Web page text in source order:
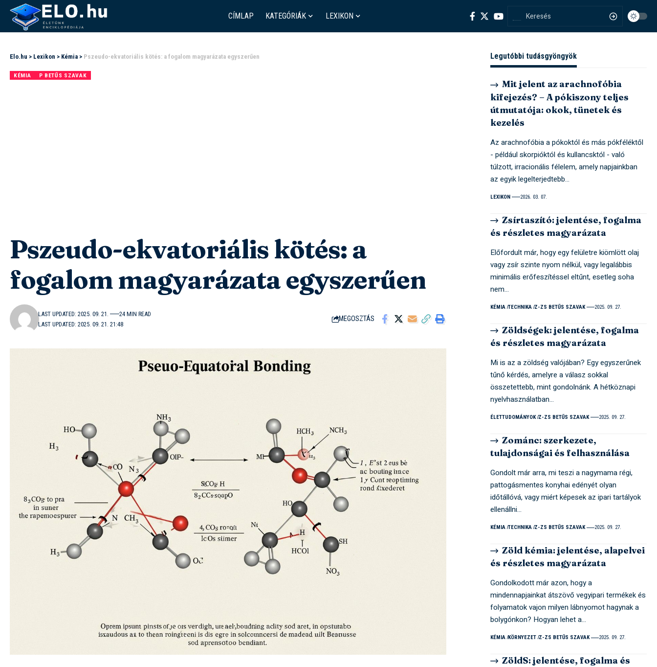
CÍMLAP KATEGÓRIÁK LEXIKON
Elo.hu > Lexikon > Kémia > Pszeudo-ekvatoriális kötés: a fogalom magyarázata egyszerűen
KÉMIA P BETŰS SZAVAK
Pszeudo-ekvatoriális kötés: a
fogalom magyarázata egyszerűen
LAST UPDATED: 2025. 09. 21. 21:48
LAST UPDATED: 2025. 09. 21. 24 MIN READ
MEGOSZTÁS
Legutóbbi tudásgyöngyök
Mit jelent az arachnofóbia
kifejezés? – A pókiszony teljes
útmutatója: okok, tünetek és
kezelés
Az arachnofóbia a pókoktól és más pókféléktől
- például skorpióktól és kullancsktól - való
túlzott, irracionális félelem, amely napjainkban
az egyik legelterjedtebb…
LEXIKON 2026. 03. 07.
Zsírtaszító: jelentése, fogalma
és részletes magyarázata
Előfordult már, hogy egy felületre kiömlött olaj
vagy zsír szinte nyom nélkül, vagy legalábbis
minimális erőfeszítéssel eltűnt, esetleg soha
nem…
KÉMIA TECHNIKA Z-ZS BETŰS SZAVAK 2025. 09. 27.
Zöldségek: jelentése, fogalma
és részletes magyarázata
Mi is az a zöldség valójában? Egy egyszerűnek
tűnő kérdés, amelyre a válasz sokkal
összetettebb, mint gondolnánk. A hétköznapi
nyelvhasználatban…
ÉLETTUDOMÁNYOK Z-ZS BETŰS SZAVAK 2025. 09. 27.
Zománc: szerkezete,
tulajdonságai és felhasználása
Gondolt már arra, mi teszi a nagymama régi,
pattogásmentes konyhai edényét olyan
időtállóvá, vagy miért képesek az ipari tartályok
ellenállni…
KÉMIA TECHNIKA Z-ZS BETŰS SZAVAK 2025. 09. 27.
Zöld kémia: jelentése, alapelvei
és részletes magyarázata
Gondolkodott már azon, hogy a
mindennapjainkat átszövő vegyipari termékek és
folyamatok vajon milyen lábnyomot hagynak a
bolygónkon? Hogyan lehet a…
KÉMIA KÖRNYEZET Z-ZS BETŰS SZAVAK 2025. 09. 27.
ZöldS: jelentése, fogalma és